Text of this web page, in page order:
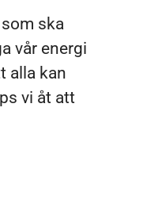
ska
vår energi
alla kan
vi åt att